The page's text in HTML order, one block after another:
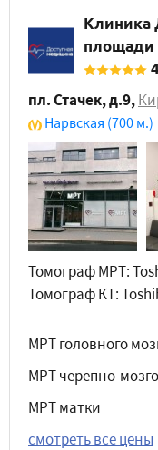
Клиника
площади
пл. Стачек, д.9,
Нарвская (700 м.)
Томограф МРТ:
Томограф КТ:
МРТ головного
МРТ черепно-
МРТ матки
смотреть все цены